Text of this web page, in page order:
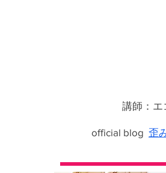
講師：
official blog 歪